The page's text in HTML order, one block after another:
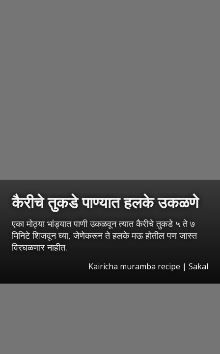
कैरीचे तुकडे पाण्यात हलके उकळणे
एका मोठ्या भांड्यात पाणी उकळवून त्यात कैरीचे तुकडे ५ ते ७
मिनिटे शिजवून घ्या, जेणेकरून ते हलके मऊ होतील पण जास्त
विरघळणार नाहीत.
Kairicha muramba recipe | Sakal